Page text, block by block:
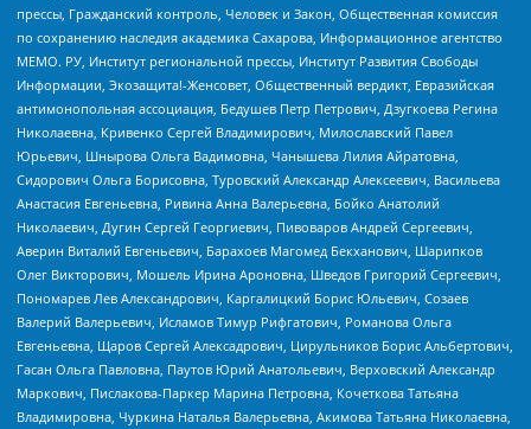
прессы, Гражданский контроль, Человек и Закон, Общественная комиссия
по сохранению наследия академика Сахарова, Информационное агентство
МЕМО. РУ, Институт региональной прессы, Институт Развития Свободы
Информации, Экозащита!-Женсовет, Общественный вердикт, Евразийская
антимонопольная ассоциация, Бедушев Петр Петрович, Дзугкоева Регина
Николаевна, Кривенко Сергей Владимирович, Милославский Павел
Юрьевич, Шнырова Ольга Вадимовна, Чанышева Лилия Айратовна,
Сидорович Ольга Борисовна, Туровский Александр Алексеевич, Васильева
Анастасия Евгеньевна, Ривина Анна Валерьевна, Бойко Анатолий
Николаевич, Дугин Сергей Георгиевич, Пивоваров Андрей Сергеевич,
Аверин Виталий Евгеньевич, Барахоев Магомед Бекханович, Шарипков
Олег Викторович, Мошель Ирина Ароновна, Шведов Григорий Сергеевич,
Пономарев Лев Александрович, Каргалицкий Борис Юльевич, Созаев
Валерий Валерьевич, Исламов Тимур Рифгатович, Романова Ольга
Евгеньевна, Щаров Сергей Алексадрович, Цирульников Борис Альбертович,
Гасан Ольга Павловна, Паутов Юрий Анатольевич, Верховский Александр
Маркович, Пислакова-Паркер Марина Петровна, Кочеткова Татьяна
Владимировна, Чуркина Наталья Валерьевна, Акимова Татьяна Николаевна,